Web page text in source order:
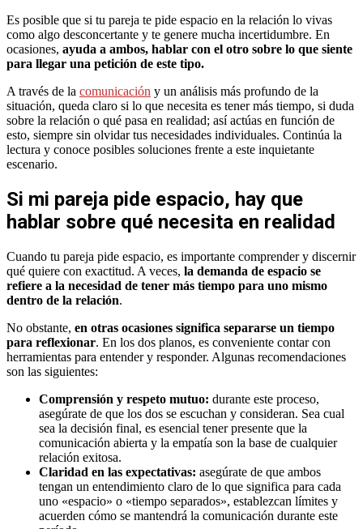
Es posible que si tu pareja te pide espacio en la relación lo vivas
como algo desconcertante y te genere mucha incertidumbre. En
ocasiones, ayuda a ambos, hablar con el otro sobre lo que siente
para llegar una petición de este tipo.
A través de la comunicación y un análisis más profundo de la
situación, queda claro si lo que necesita es tener más tiempo, si duda
sobre la relación o qué pasa en realidad; así actúas en función de
esto, siempre sin olvidar tus necesidades individuales. Continúa la
lectura y conoce posibles soluciones frente a este inquietante
escenario.
Si mi pareja pide espacio, hay que
hablar sobre qué necesita en realidad
Cuando tu pareja pide espacio, es importante comprender y discernir
qué quiere con exactitud. A veces, la demanda de espacio se
refiere a la necesidad de tener más tiempo para uno mismo
dentro de la relación.
No obstante, en otras ocasiones significa separarse un tiempo
para reflexionar. En los dos planos, es conveniente contar con
herramientas para entender y responder. Algunas recomendaciones
son las siguientes:
Comprensión y respeto mutuo: durante este proceso,
asegúrate de que los dos se escuchan y consideran. Sea cual
sea la decisión final, es esencial tener presente que la
comunicación abierta y la empatía son la base de cualquier
relación exitosa.
Claridad en las expectativas: asegúrate de que ambos
tengan un entendimiento claro de lo que significa para cada
uno «espacio» o «tiempo separados», establezcan límites y
acuerden cómo se mantendrá la comunicación durante este